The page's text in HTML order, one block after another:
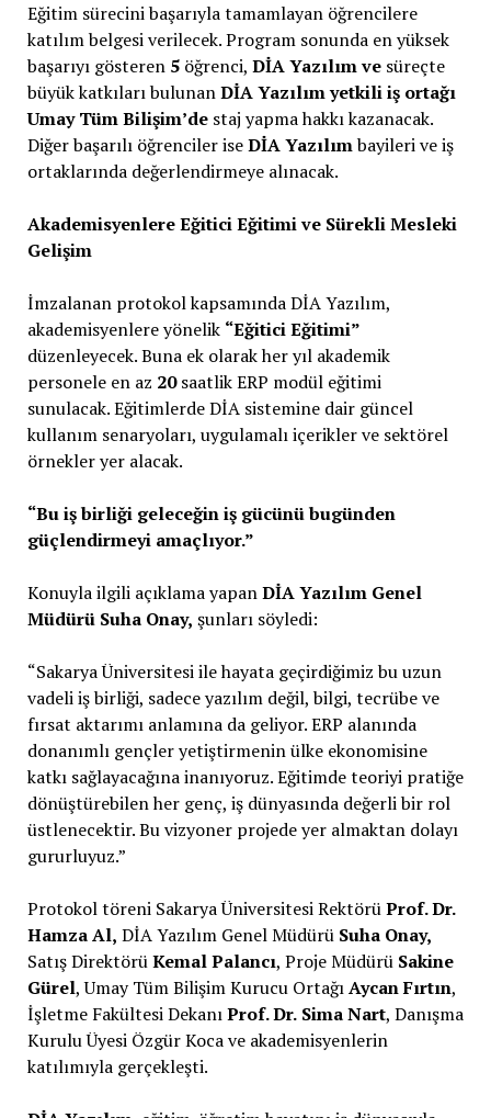
Eğitim sürecini başarıyla tamamlayan öğrencilere
katılım belgesi verilecek. Program sonunda en yüksek
başarıyı gösteren 5öğrenci, DİA Yazılım vesüreçte
büyük katkıları bulunanDİA Yazılım yetkili iş ortağı
Umay Tüm Bilişim’destaj yapma hakkı kazanacak.
Diğer başarılı öğrenciler iseDİA Yazılımbayileri ve iş
ortaklarında değerlendirmeye alınacak.
Akademisyenlere Eğitici Eğitimi ve Sürekli Mesleki
Gelişim
İmzalanan protokol kapsamında DİA Yazılım,
akademisyenlere yönelik “Eğitici Eğitimi”
düzenleyecek. Buna ek olarak her yıl akademik
personele en az 20saatlik ERP modül eğitimi
sunulacak. Eğitimlerde DİA sistemine dair güncel
kullanım senaryoları, uygulamalı içerikler ve sektörel
örnekler yer alacak.
“Bu iş birliği geleceğin iş gücünü bugünden
güçlendirmeyi amaçlıyor.”
Konuyla ilgili açıklama yapanDİA Yazılım Genel
Müdürü Suha Onay, şunları söyledi:
“Sakarya Üniversitesi ile hayata geçirdiğimiz bu uzun
vadeli iş birliği, sadece yazılım değil, bilgi, tecrübe ve
fırsat aktarımı anlamına da geliyor. ERP alanında
donanımlı gençler yetiştirmenin ülke ekonomisine
katkı sağlayacağına inanıyoruz. Eğitimde teoriyi pratiğe
dönüştürebilen her genç, iş dünyasında değerli bir rol
üstlenecektir. Bu vizyoner projede yer almaktan dolayı
gururluyuz.”
Protokol töreni Sakarya Üniversitesi RektörüProf. Dr.
Hamza Al, DİA Yazılım Genel Müdürü Suha Onay,
Satış DirektörüKemal Palancı, Proje Müdürü Sakine
Gürel, Umay Tüm Bilişim Kurucu OrtağıAycan Fırtın,
İşletme Fakültesi DekanıProf. Dr. Sima Nart, Danışma
Kurulu Üyesi Özgür Koca ve akademisyenlerin
katılımıyla gerçekleşti.